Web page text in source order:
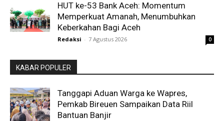
HUT ke-53 Bank Aceh: Momentum
Memperkuat Amanah, Menumbuhkan
Keberkahan Bagi Aceh
Redaksi - 7 Agustus 2026 0
KABAR POPULER
Tanggapi Aduan Warga ke Wapres,
Pemkab Bireuen Sampaikan Data Riil
Bantuan Banjir